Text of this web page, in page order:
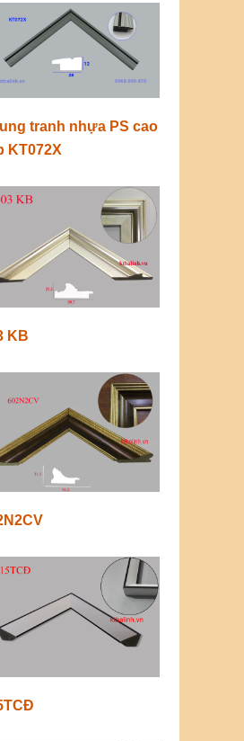
tranh nhựa PS cao
KT072X
KB